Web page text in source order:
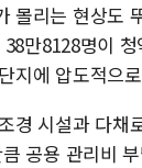
몰리는 현상도
만8128명이
지에 압도적으
경 시설과 다채
공용 관리비